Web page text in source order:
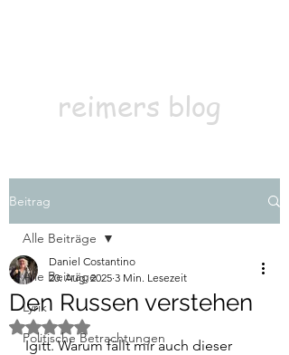
reimers blog
Beitrag
Alle Beiträge
Lyrik
Politische Betrachtungen
Alle Beiträge
Den Russen verstehen
Daniel Costantino
20. Aug. 2025 3 Min. Lesezeit
Mit NaN von 5 Sternen bewertet.
Igitt. Warum fällt mir auch dieser